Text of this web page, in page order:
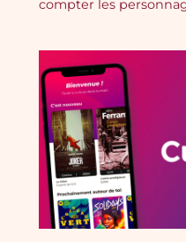
compter les